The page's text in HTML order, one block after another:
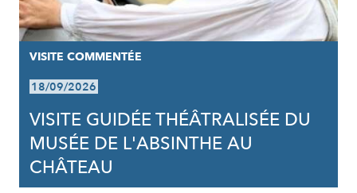
VISITE COMMENTÉE
18/09/2026
VISITE GUIDÉE THÉÂTRALISÉE DU
MUSÉE DE L'ABSINTHE AU
CHÂTEAU